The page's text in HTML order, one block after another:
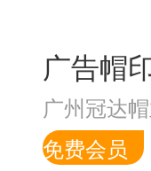
广州冠达
免费会员